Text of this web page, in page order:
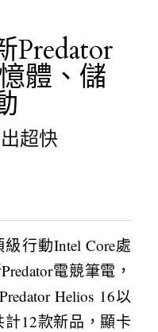
Predator
體、儲
超快
行動Intel Core處
電競筆電，
Helios 16以
計12款新品，顯卡